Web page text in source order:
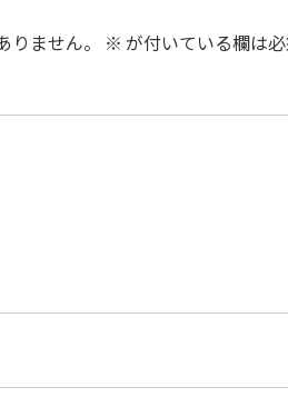
ません。 ※ が付いている欄は